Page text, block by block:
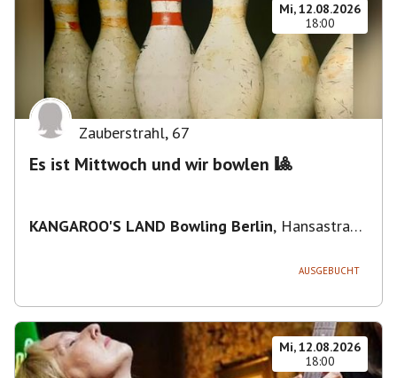
Mi, 12.08.2026
18:00
Zauberstrahl, 67
Es ist Mittwoch und wir bowlen 🎱
KANGAROO'S LAND Bowling Berlin, Hansastraße
AUSGEBUCHT
Mi, 12.08.2026
18:00